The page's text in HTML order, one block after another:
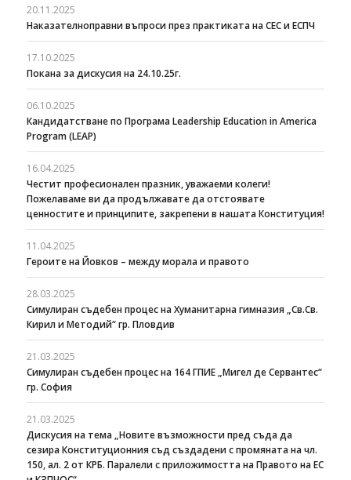
20.11.2025
Наказателноправни въпроси през практиката на СЕС и ЕСПЧ
17.10.2025
Покана за дискусия на 24.10.25г.
06.10.2025
Кандидатстване по Програма Leadership Education in America
Program (LEAP)
16.04.2025
Честит професионален празник, уважаеми колеги!
Пожелаваме ви да продължавате да отстоявате
ценностите и принципите, закрепени в нашата Конституция!
11.04.2025
Героите на Йовков – между морала и правото
28.03.2025
Симулиран съдебен процес на Хуманитарна гимназия „Св.Св.
Кирил и Методий“ гр. Пловдив
21.03.2025
Симулиран съдебен процес на 164 ГПИЕ „Мигел де Сервантес“
гр. София
21.03.2025
Дискусия на тема „Новите възможности пред съда да
сезира Конституционния съд създадени с промяната на чл.
150, ал. 2 от КРБ. Паралели с приложимостта на Правото на ЕС